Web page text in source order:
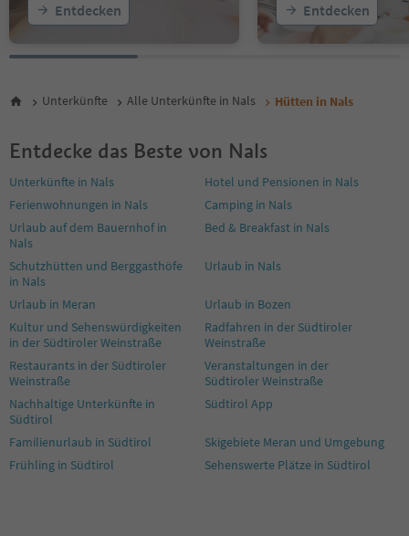
Entdecken Entdecken
Unterkünfte Alle Unterkünfte in Nals Hütten in Nals
Entdecke das Beste von Nals
Unterkünfte in Nals
Hotel und Pensionen in Nals
Ferienwohnungen in Nals
Camping in Nals
Urlaub auf dem Bauernhof in
Nals
Bed & Breakfast in Nals
Schutzhütten und Berggasthöfe
in Nals
Urlaub in Nals
Urlaub in Meran
Urlaub in Bozen
Kultur und Sehenswürdigkeiten
in der Südtiroler Weinstraße
Radfahren in der Südtiroler
Weinstraße
Restaurants in der Südtiroler
Weinstraße
Veranstaltungen in der
Südtiroler Weinstraße
Nachhaltige Unterkünfte in
Südtirol
Südtirol App
Familienurlaub in Südtirol
Skigebiete Meran und Umgebung
Frühling in Südtirol
Sehenswerte Plätze in Südtirol